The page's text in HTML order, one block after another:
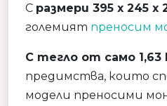
С размери 395 x 245 x
големият преносим
С тегло от само 1,63
предимства, които
модели преносими